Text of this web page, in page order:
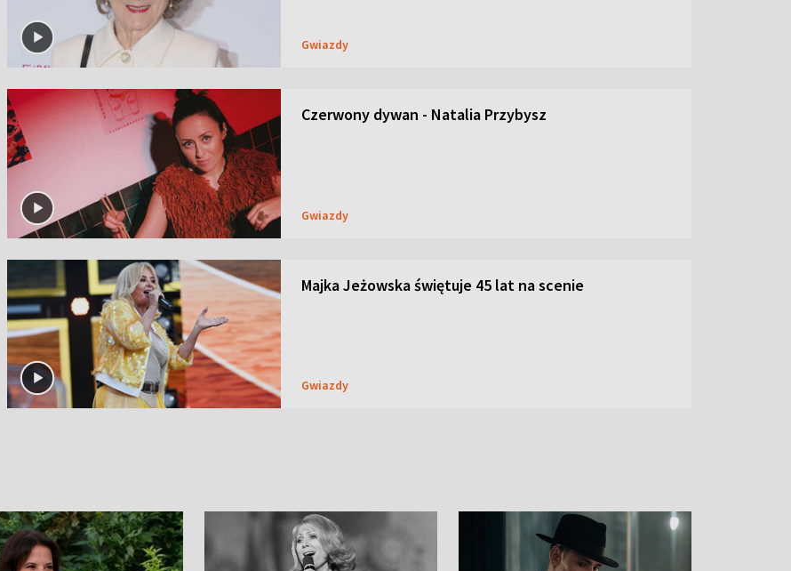
Gwiazdy
Czerwony dywan - Natalia Przybysz
Gwiazdy
Majka Jeżowska świętuje 45 lat na scenie
Gwiazdy